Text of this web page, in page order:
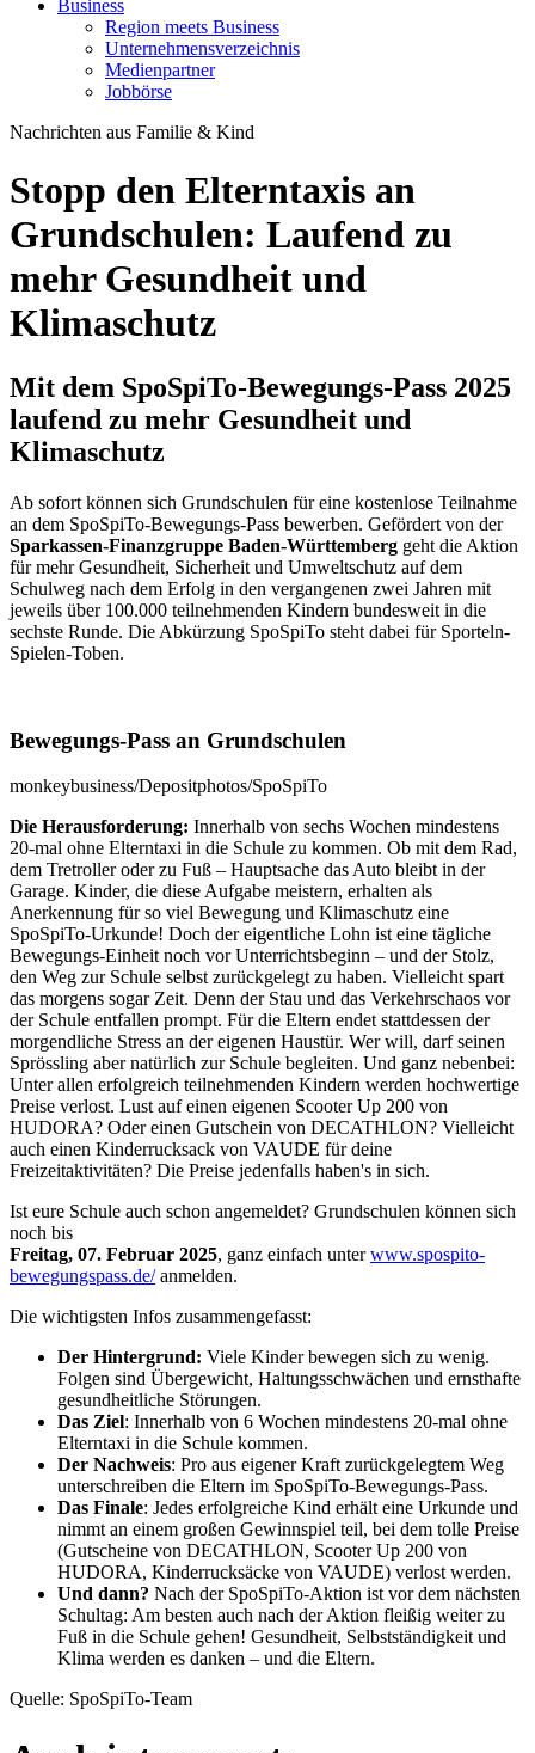
Business
Region meets Business
Unternehmensverzeichnis
Medienpartner
Jobbörse
Nachrichten aus Familie & Kind
Stopp den Elterntaxis an
Grundschulen: Laufend zu
mehr Gesundheit und
Klimaschutz
Mit dem SpoSpiTo-Bewegungs-Pass 2025
laufend zu mehr Gesundheit und
Klimaschutz
Ab sofort können sich Grundschulen für eine kostenlose Teilnahme
an dem SpoSpiTo-Bewegungs-Pass bewerben. Gefördert von der
Sparkassen-Finanzgruppe Baden-Württemberg geht die Aktion
für mehr Gesundheit, Sicherheit und Umweltschutz auf dem
Schulweg nach dem Erfolg in den vergangenen zwei Jahren mit
jeweils über 100.000 teilnehmenden Kindern bundesweit in die
sechste Runde. Die Abkürzung SpoSpiTo steht dabei für Sporteln-
Spielen-Toben.
Bewegungs-Pass an Grundschulen
monkeybusiness/Depositphotos/SpoSpiTo
Die Herausforderung: Innerhalb von sechs Wochen mindestens
20-mal ohne Elterntaxi in die Schule zu kommen. Ob mit dem Rad,
dem Tretroller oder zu Fuß – Hauptsache das Auto bleibt in der
Garage. Kinder, die diese Aufgabe meistern, erhalten als
Anerkennung für so viel Bewegung und Klimaschutz eine
SpoSpiTo-Urkunde! Doch der eigentliche Lohn ist eine tägliche
Bewegungs-Einheit noch vor Unterrichtsbeginn – und der Stolz,
den Weg zur Schule selbst zurückgelegt zu haben. Vielleicht spart
das morgens sogar Zeit. Denn der Stau und das Verkehrschaos vor
der Schule entfallen prompt. Für die Eltern endet stattdessen der
morgendliche Stress an der eigenen Haustür. Wer will, darf seinen
Sprössling aber natürlich zur Schule begleiten. Und ganz nebenbei:
Unter allen erfolgreich teilnehmenden Kindern werden hochwertige
Preise verlost. Lust auf einen eigenen Scooter Up 200 von
HUDORA? Oder einen Gutschein von DECATHLON? Vielleicht
auch einen Kinderrucksack von VAUDE für deine
Freizeitaktivitäten? Die Preise jedenfalls haben's in sich.
Ist eure Schule auch schon angemeldet? Grundschulen können sich
noch bis
Freitag, 07. Februar 2025, ganz einfach unterwww.spospito-
bewegungspass.de/anmelden.
Die wichtigsten Infos zusammengefasst:
Der Hintergrund: Viele Kinder bewegen sich zu wenig.
Folgen sind Übergewicht, Haltungsschwächen und ernsthafte
gesundheitliche Störungen.
Das Ziel: Innerhalb von 6 Wochen mindestens 20-mal ohne
Elterntaxi in die Schule kommen.
Der Nachweis: Pro aus eigener Kraft zurückgelegtem Weg
unterschreiben die Eltern im SpoSpiTo-Bewegungs-Pass.
Das Finale: Jedes erfolgreiche Kind erhält eine Urkunde und
nimmt an einem großen Gewinnspiel teil, bei dem tolle Preise
(Gutscheine von DECATHLON, Scooter Up 200 von
HUDORA, Kinderrucksäcke von VAUDE) verlost werden.
Und dann? Nach der SpoSpiTo-Aktion ist vor dem nächsten
Schultag: Am besten auch nach der Aktion fleißig weiter zu
Fuß in die Schule gehen! Gesundheit, Selbstständigkeit und
Klima werden es danken – und die Eltern.
Quelle: SpoSpiTo-Team